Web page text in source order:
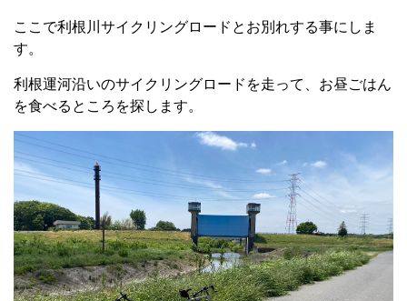
ここで利根川サイクリングロードとお別れする事にしま
す。
利根運河沿いのサイクリングロードを走って、お昼ごはん
を食べるところを探します。